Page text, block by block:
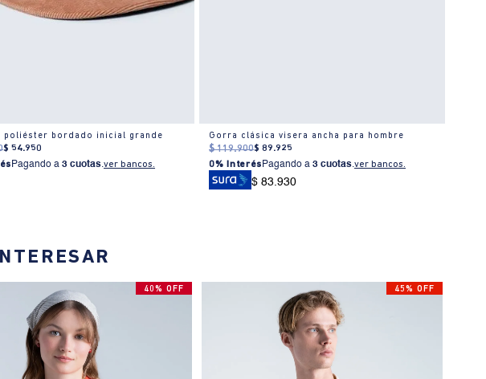
poliéster bordado inicial grande
$ 54.950
Pagando a3 cuotas.ver bancos.
Gorra clásica visera ancha para hombre
$ 119.900$ 89.925
0% Interés Pagando a3 cuotas.ver bancos.
$ 83.930
40% OFF 45% OFF